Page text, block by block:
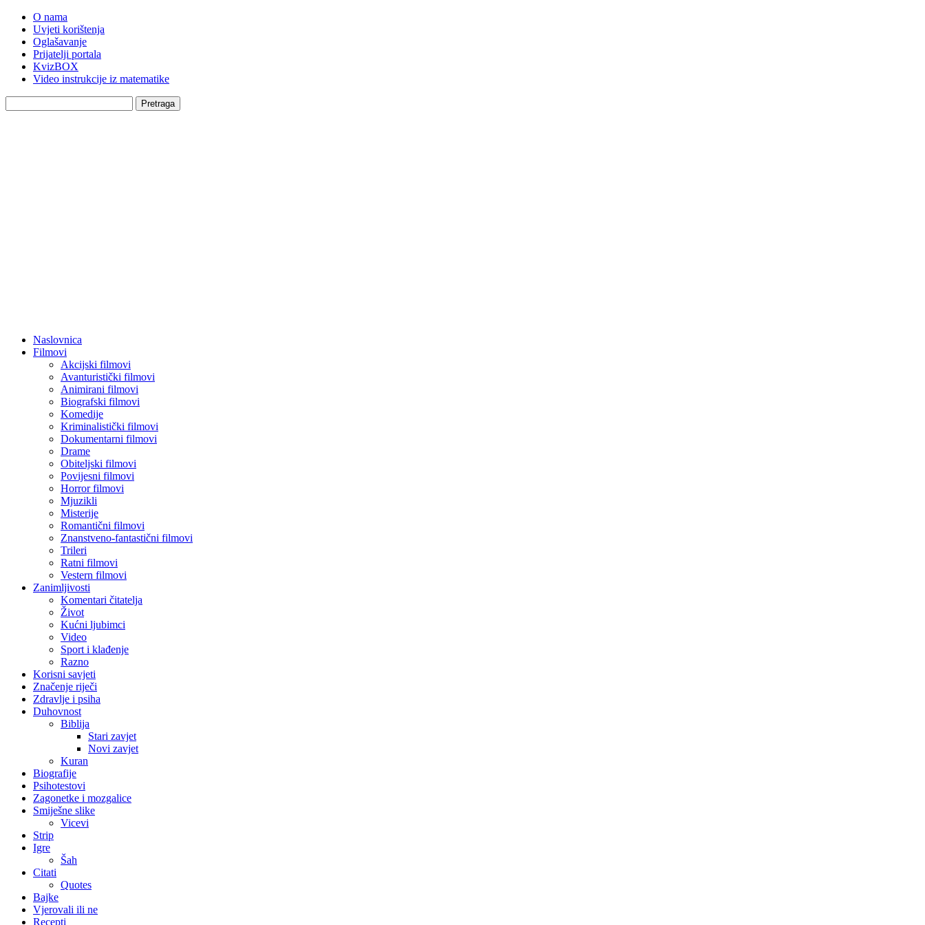
O nama
Uvjeti korištenja
Oglašavanje
Prijatelji portala
KvizBOX
Video instrukcije iz matematike
Pretraga
Naslovnica
Filmovi
Akcijski filmovi
Avanturistički filmovi
Animirani filmovi
Biografski filmovi
Komedije
Kriminalistički filmovi
Dokumentarni filmovi
Drame
Obiteljski filmovi
Povijesni filmovi
Horror filmovi
Mjuzikli
Misterije
Romantični filmovi
Znanstveno-fantastični filmovi
Trileri
Ratni filmovi
Vestern filmovi
Zanimljivosti
Komentari čitatelja
Život
Kućni ljubimci
Video
Sport i klađenje
Razno
Korisni savjeti
Značenje riječi
Zdravlje i psiha
Duhovnost
Biblija
Stari zavjet
Novi zavjet
Kuran
Biografije
Psihotestovi
Zagonetke i mozgalice
Smiješne slike
Vicevi
Strip
Igre
Šah
Citati
Quotes
Bajke
Vjerovali ili ne
Recepti